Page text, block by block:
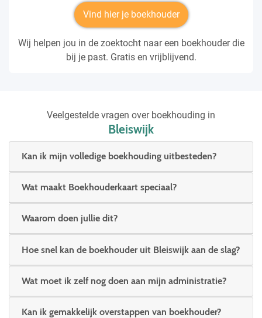
Vind hier je boekhouder
Wij helpen jou in de zoektocht naar een boekhouder die
bij je past. Gratis en vrijblijvend.
Veelgestelde vragen over boekhouding in
Bleiswijk
Kan ik mijn volledige boekhouding uitbesteden?
Wat maakt Boekhouderkaart speciaal?
Waarom doen jullie dit?
Hoe snel kan de boekhouder uit Bleiswijk aan de slag?
Wat moet ik zelf nog doen aan mijn administratie?
Kan ik gemakkelijk overstappen van boekhouder?